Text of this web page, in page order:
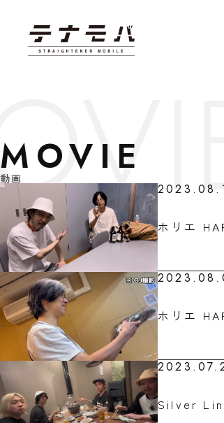
MOVIE
動画
ホリエ
ホリエ
Silver